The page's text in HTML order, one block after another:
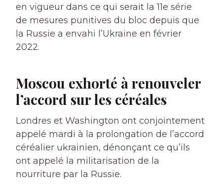
en vigueur dans ce qui serait la 11e série
de mesures punitives du bloc depuis que
la Russie a envahi l’Ukraine en février
2022.
Moscou exhorté à renouveler
l’accord sur les céréales
Londres et Washington ont conjointement
appelé mardi à la prolongation de l’accord
céréalier ukrainien, dénonçant ce qu’ils
ont appelé la militarisation de la
nourriture par la Russie.